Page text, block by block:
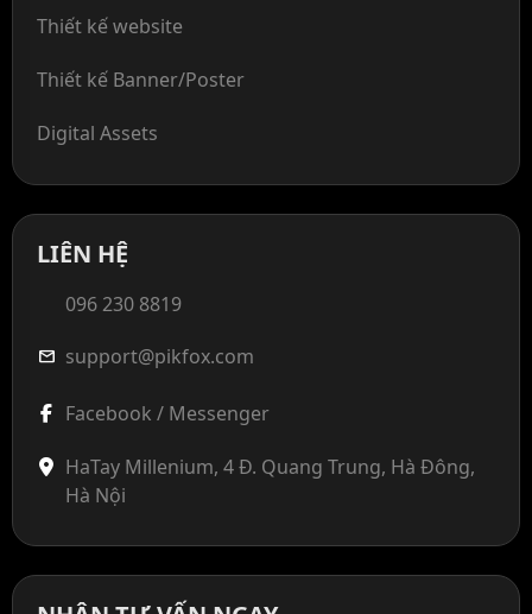
Thiết kế website
Thiết kế Banner/Poster
Digital Assets
LIÊN HỆ
096 230 8819
mail support@pikfox.com
Facebook / Messenger
HaTay Millenium, 4 Đ. Quang Trung, Hà Đông,
Hà Nội